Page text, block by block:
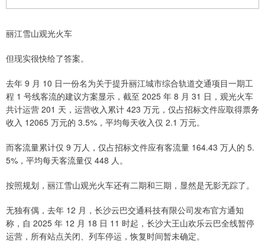
丽江雪山观光火车
但现实很快给了答案。
去年 9 月 10 日一份名为关于提升丽江城市综合轨道交通项目一期工
程 1 号线客流的建议方案显示，截至 2025 年 8 月 31 日，观光火车
共计运营 201 天，运营收入累计 423 万元，仅占招标文件应取得票务
收入 12065 万元的 3.5%，平均每天收入仅 2.1 万元。
而客流量累计仅 9 万人，仅占招标文件应有客流量 164.43 万人的 5.
5%，平均每天客流量仅 448 人。
按照规划，丽江雪山观光火车还有二期和三期，显然是无影无踪了。
无独有偶，去年 12 月，长沙云巴交通科技有限公司发布官方通知
称，自 2025 年 12 月 18 日 11 时起，长沙大王山欢乐云巴全线暂停
运营，所有站点关闭、列车停运，恢复时间暂未确定。